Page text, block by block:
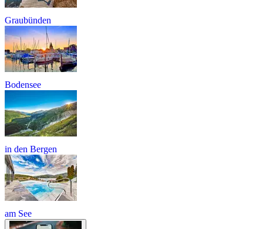
Graubünden
Bodensee
in den Bergen
am See